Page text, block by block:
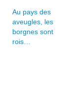
Au pays des
aveugles, les
borgnes sont
rois…